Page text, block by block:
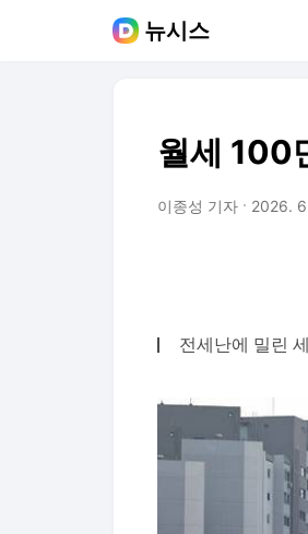
뉴시스
월세 100
이종성 기자 2026.
전세난에 밀린